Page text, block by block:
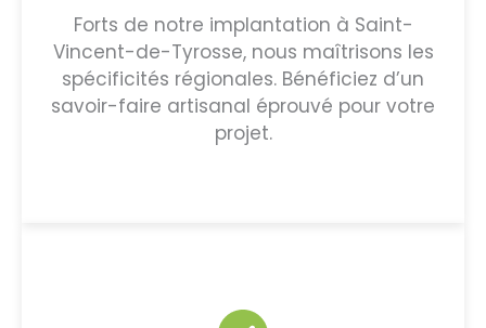
Forts de notre implantation à Saint-
Vincent-de-Tyrosse, nous maîtrisons les
spécificités régionales. Bénéficiez d’un
savoir-faire artisanal éprouvé pour votre
projet.